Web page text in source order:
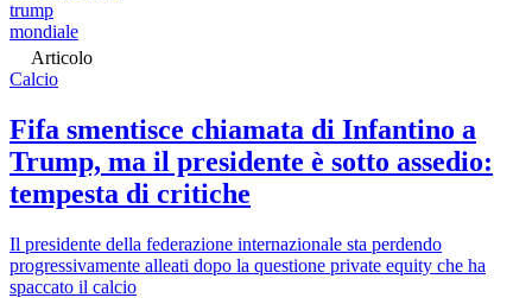
trump
mondiale
Articolo
Calcio
Fifa smentisce chiamata di Infantino a
Trump, ma il presidente è sotto assedio:
tempesta di critiche
Il presidente della federazione internazionale sta perdendo
progressivamente alleati dopo la questione private equity che ha
spaccato il calcio